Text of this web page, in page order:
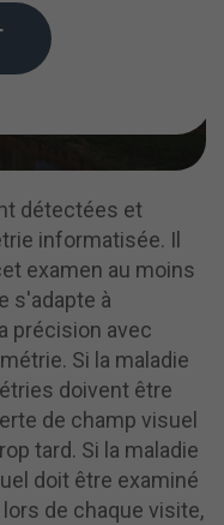
détectées et
informatisée. Il
examen au moins
s'adapte à
précision avec
Si la maladie
doivent être
de champ visuel
tard. Si la maladie
doit être examiné
de chaque visite,